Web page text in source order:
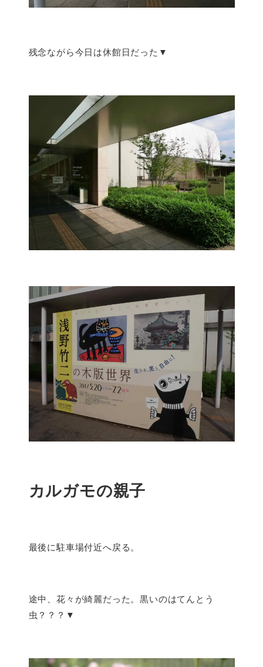
残念ながら今日は休館日だった▼
カルガモの親子
最後に駐車場付近へ戻る。
途中、花々が綺麗だった。黒いのはてんとう
虫？？？▼